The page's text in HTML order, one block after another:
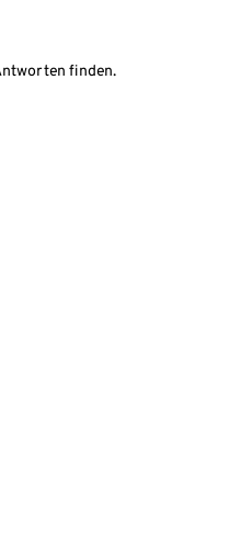
finden.